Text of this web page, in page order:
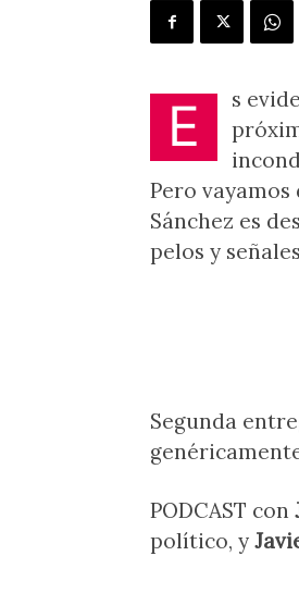
E
s
Pero
Sánchez es
pelos y
Segunda
PODCAST con
político, y